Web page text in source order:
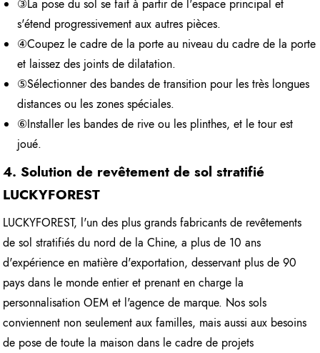
③La pose du sol se fait à partir de l'espace principal et
s'étend progressivement aux autres pièces.
④Coupez le cadre de la porte au niveau du cadre de la porte
et laissez des joints de dilatation.
⑤Sélectionner des bandes de transition pour les très longues
distances ou les zones spéciales.
⑥Installer les bandes de rive ou les plinthes, et le tour est
joué.
4. Solution de revêtement de sol stratifié
LUCKYFOREST
LUCKYFOREST, l'un des plus grands fabricants de revêtements
de sol stratifiés du nord de la Chine, a plus de 10 ans
d'expérience en matière d'exportation, desservant plus de 90
pays dans le monde entier et prenant en charge la
personnalisation OEM et l'agence de marque. Nos sols
conviennent non seulement aux familles, mais aussi aux besoins
de pose de toute la maison dans le cadre de projets